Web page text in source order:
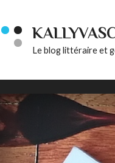
Le blog littéraire et